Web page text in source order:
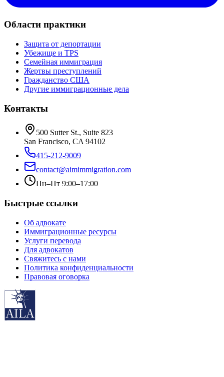
Области практики
Защита от депортации
Убежище и TPS
Семейная иммиграция
Жертвы преступлений
Гражданство США
Другие иммиграционные дела
Контакты
500 Sutter St., Suite 823
San Francisco, CA 94102
415-212-9009
contact@aimimmigration.com
Пн–Пт 9:00–17:00
Быстрые ссылки
Об адвокате
Иммиграционные ресурсы
Услуги перевода
Для адвокатов
Свяжитесь с нами
Политика конфиденциальности
Правовая оговорка